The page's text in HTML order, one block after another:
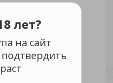
лет?
на сайт